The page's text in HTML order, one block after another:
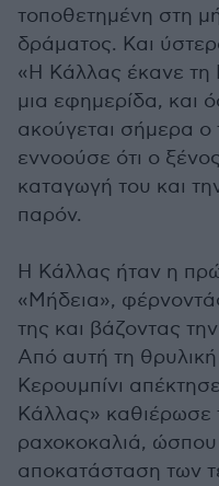
τοποθετημένη στη
δράματος. Και
«Η Κάλλας έκανε τη
μια εφημερίδα, και
ακούγεται σήμερα ο
εννοούσε ότι ο
καταγωγή του και
παρόν.
Η Κάλλας ήταν η
«Μήδεια»,
της και βάζοντας
Από αυτή τη
Κερουμπίνι
Κάλλας» καθιέρωσε
ραχοκοκαλιά, ώσπου
αποκατάσταση των